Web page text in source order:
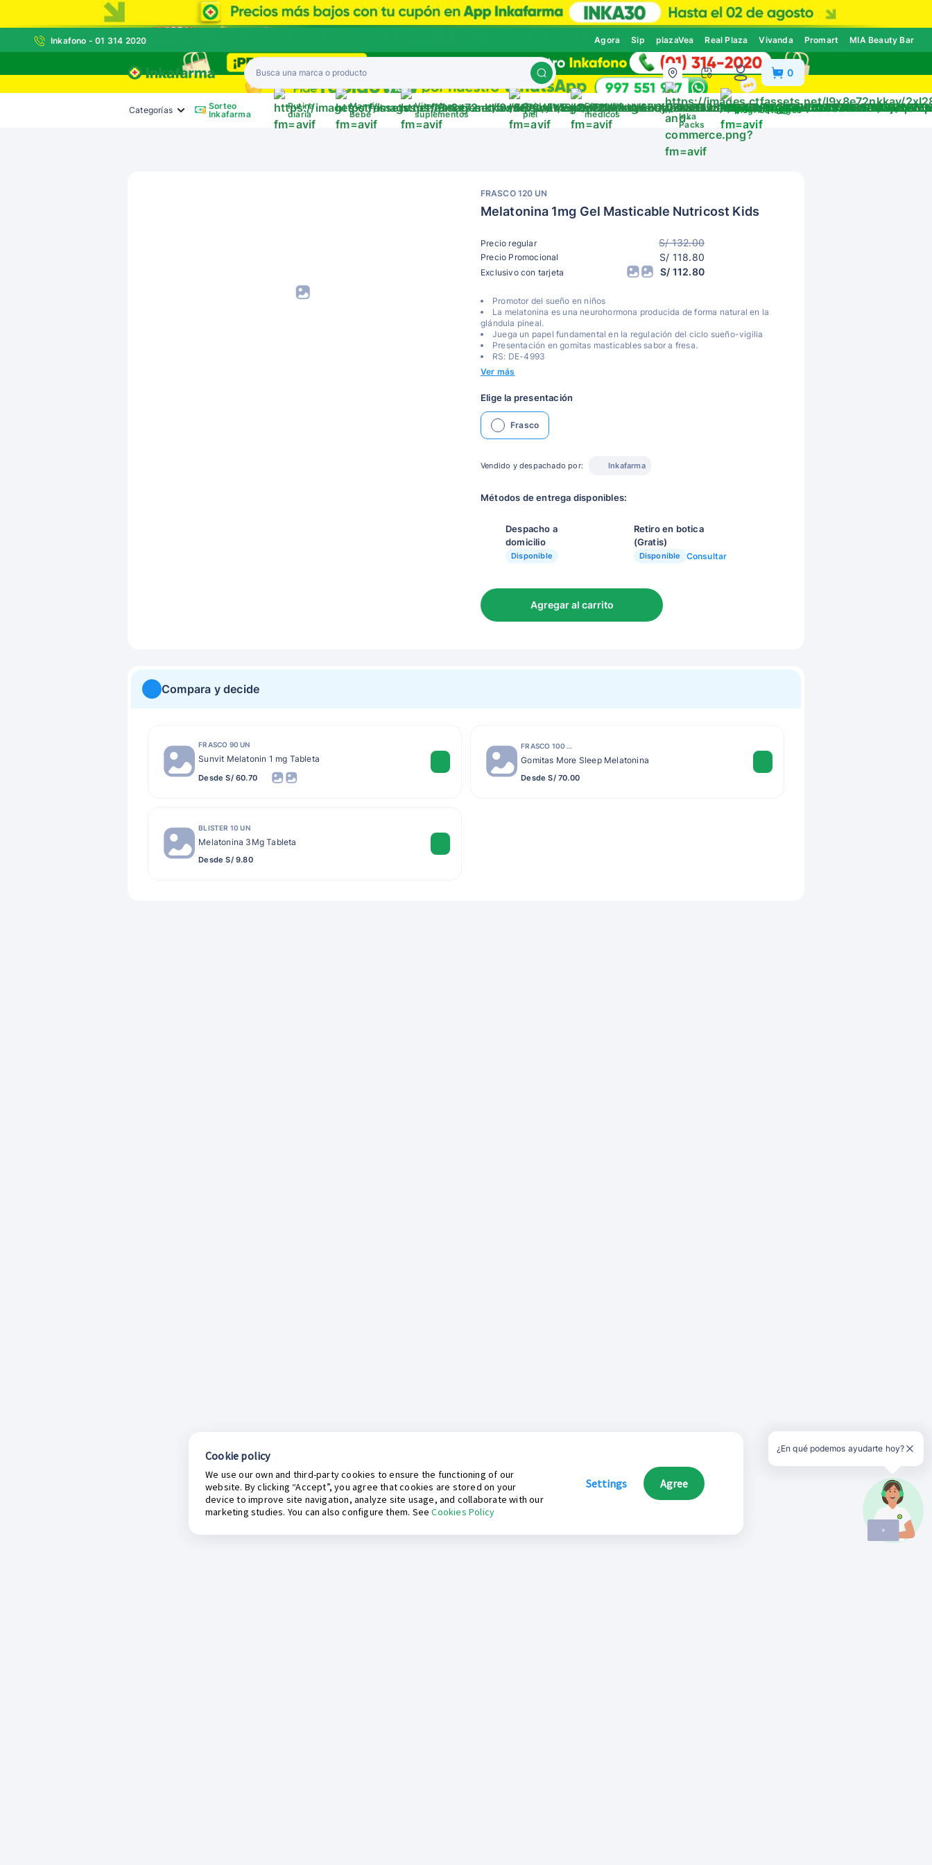
Inkafono - 01 314 2020 Agora Sip plazaVea Real Plaza Vivanda Promart MIA Beauty Bar
0
Categorías
Sorteo
Inkafarma
Rutina
diaria
Mamá y
Bebé
Vitaminas y
suplementos
Cuida tu
piel
Dispositivos
médicos
Inka
Packs
Blog Catálogos
¿En qué podemos ayudarte hoy?
FRASCO 120 UN
Melatonina 1mg Gel Masticable Nutricost Kids
Precio regular S/ 132.00
Precio Promocional S/ 118.80
Exclusivo con tarjeta S/ 112.80
Promotor del sueño en niños
La melatonina es una neurohormona producida de forma natural en la
glándula pineal.
Juega un papel fundamental en la regulación del ciclo sueño-vigilia
Presentación en gomitas masticables sabor a fresa.
RS: DE-4993
Ver más
Elige la presentación
Frasco
Vendido y despachado por: Inkafarma
Métodos de entrega disponibles:
Despacho a
domicilio
Disponible
Retiro en botica
(Gratis)
Disponible Consultar
Agregar al carrito
Compara y decide
FRASCO 90 UN
Sunvit Melatonin 1 mg Tableta
Desde S/ 60.70
FRASCO 100 UN
Gomitas More Sleep Melatonina
Desde S/ 70.00
BLISTER 10 UN
Melatonina 3Mg Tableta
Desde S/ 9.80
Cookie policy
We use our own and third-party cookies to ensure the functioning of our
website. By clicking “Accept”, you agree that cookies are stored on your
device to improve site navigation, analyze site usage, and collaborate with our
marketing studies. You can also configure them. SeeCookies Policy
Settings Agree